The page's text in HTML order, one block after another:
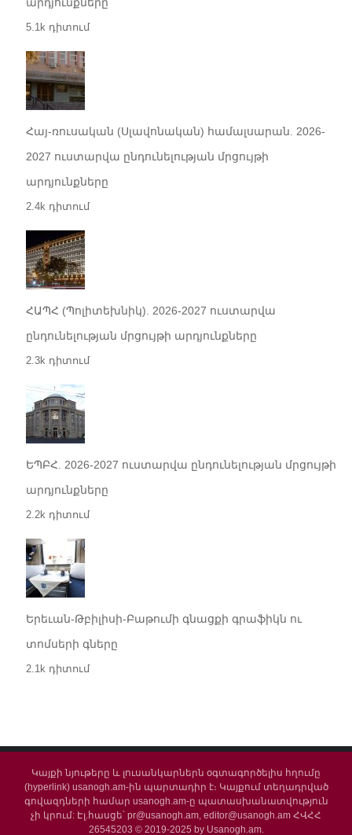
5.1k դիտում
Հայ-ռուսական (Սլավոնական) համալսարան. 2026-
2027 ուստարվա ընդունելության մրցույթի
արդյունքները
2.4k դիտում
ՀԱՊՀ (Պոլիտեխնիկ). 2026-2027 ուստարվա
ընդունելության մրցույթի արդյունքները
2.3k դիտում
ԵՊԲՀ. 2026-2027 ուստարվա ընդունելության մրցույթի
արդյունքները
2.2k դիտում
Երեւան-Թբիլիսի-Բաթումի գնացքի գրաֆիկն ու
տոմսերի գները
2.1k դիտում
Կայքի նյութերը և լուսանկարներն օգտագործելիս հղումը
(hyperlink) usanogh.am-ին պարտադիր է։ Կայքում տեղադրված
գովազդների համար usanogh.am-ը պատասխանատվություն
չի կրում: Էլ.հասցե՝ pr@usanogh.am, editor@usanogh.am ՀՎՀՀ
26545203 © 2019-2025 by Usanogh.am.